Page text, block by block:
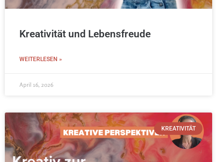
Kreativität und Lebensfreude
WEITERLESEN »
April 16, 2026
KREATIVITÄT